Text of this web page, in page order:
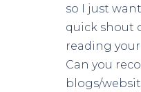
so I just
quick shout
reading
Can you
blogs/